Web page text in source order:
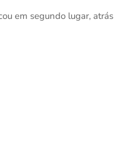
em segundo lugar, atrás